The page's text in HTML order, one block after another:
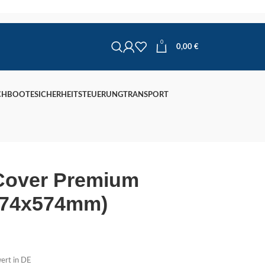
0
0,00 €
SICHERHEITSTEUERUNGTRANSPORT
Premium
in DE